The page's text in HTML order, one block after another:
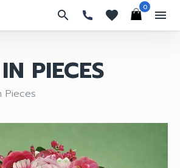
search favorites
0
menu
PIECES
Pieces